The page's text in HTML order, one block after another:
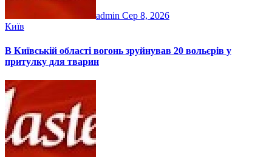
admin Сер 8, 2026
Київ
В Київській області вогонь зруйнував 20 вольєрів у
притулку для тварин